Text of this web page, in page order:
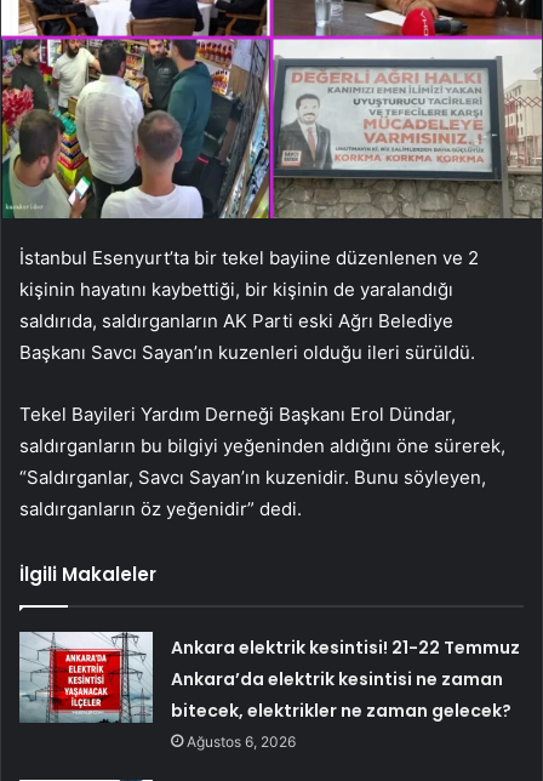
İstanbul Esenyurt’ta bir tekel bayiine düzenlenen ve 2
kişinin hayatını kaybettiği, bir kişinin de yaralandığı
saldırıda, saldırganların AK Parti eski Ağrı Belediye
Başkanı Savcı Sayan’ın kuzenleri olduğu ileri sürüldü.
Tekel Bayileri Yardım Derneği Başkanı Erol Dündar,
saldırganların bu bilgiyi yeğeninden aldığını öne sürerek,
“Saldırganlar, Savcı Sayan’ın kuzenidir. Bunu söyleyen,
saldırganların öz yeğenidir” dedi.
İlgili Makaleler
Ankara elektrik kesintisi! 21-22 Temmuz
Ankara’da elektrik kesintisi ne zaman
bitecek, elektrikler ne zaman gelecek?
Ağustos 6, 2026